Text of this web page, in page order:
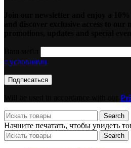
с условиями
Search
Начните печатать, чтобы увидеть
Search